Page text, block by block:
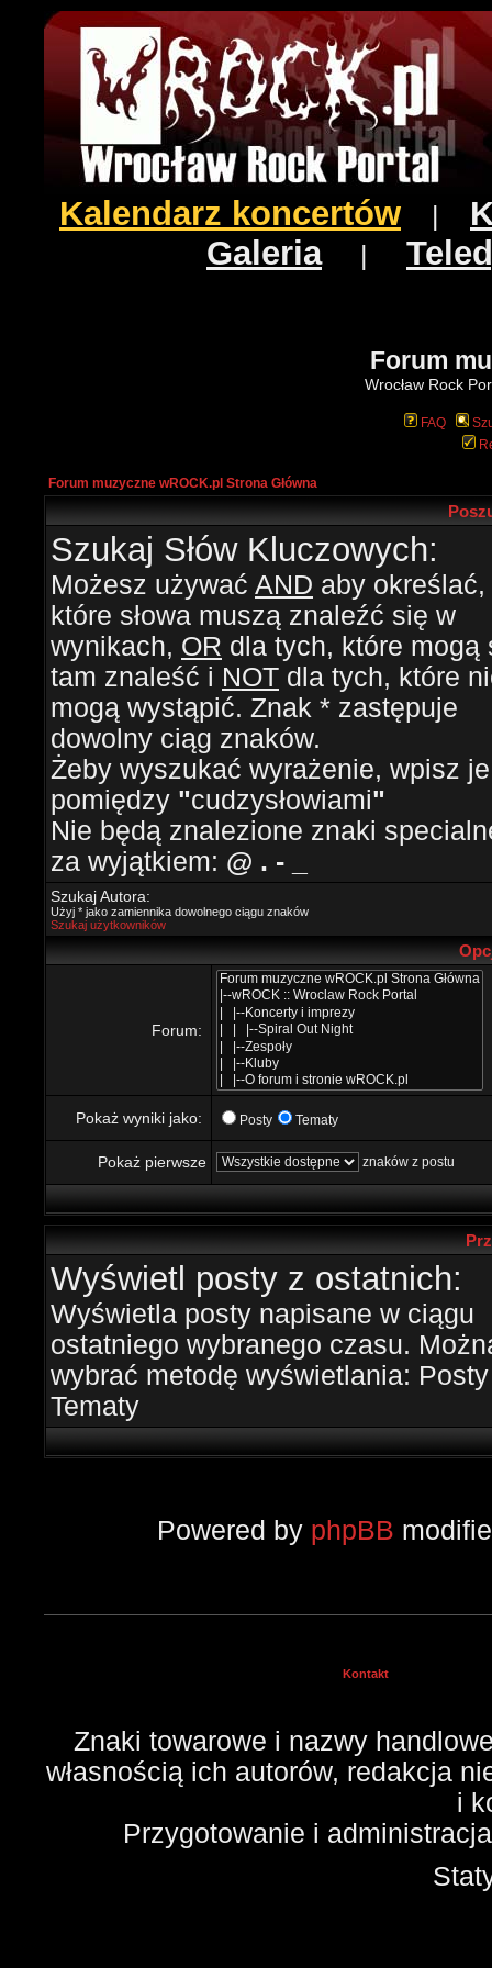
Kalendarz koncertów
Galeria|
Forum
Wrocław Rock
FAQ
Forum muzyczne wROCK.pl Strona Główna
Szukaj Słów Kluczowych:
Możesz używać AND aby określać,
które słowa muszą znaleźć się w
wynikach, OR dla tych, które mogą
tam znaleść i NOT dla tych, które
mogą wystąpić. Znak * zastępuje
dowolny ciąg znaków.
Żeby wyszukać wyrażenie, wpisz je
pomiędzy "cudzysłowiami"
Nie będą znalezione znaki
za wyjątkiem: @ . - _
Szukaj Autora:
Użyj * jako zamiennika dowolnego ciągu znaków
Szukaj użytkowników
Forum:
Pokaż wyniki jako: Posty Tematy
Pokaż pierwsze znaków z postu
Wyświetl posty z ostatnich:
Wyświetla posty napisane w ciągu
ostatniego wybranego czasu.
wybrać metodę wyświetlania:
Tematy
Powered by phpBB
Kontakt
Znaki towarowe i nazwy
własnością ich autorów, redakcja
i
Przygotowanie i